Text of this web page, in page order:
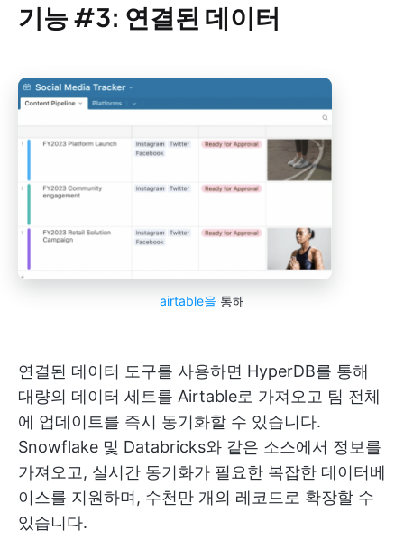
기능 #3: 연결된 데이터
airtable을 통해
연결된 데이터 도구를 사용하면 HyperDB를 통해
대량의 데이터 세트를 Airtable로 가져오고 팀 전체
에 업데이트를 즉시 동기화할 수 있습니다.
Snowflake 및 Databricks와 같은 소스에서 정보를
가져오고, 실시간 동기화가 필요한 복잡한 데이터베
이스를 지원하며, 수천만 개의 레코드로 확장할 수
있습니다.